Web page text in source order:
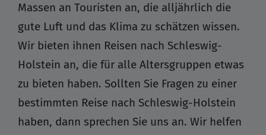
Massen an Touristen an, die alljährlich die
gute Luft und das Klima zu schätzen wissen.
Wir bieten ihnen Reisen nach Schleswig-
Holstein an, die für alle Altersgruppen etwas
zu bieten haben. Sollten Sie Fragen zu einer
bestimmten Reise nach Schleswig-Holstein
haben, dann sprechen Sie uns an. Wir helfen